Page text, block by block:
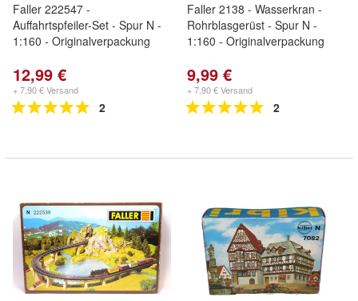
Faller 222547 -
Auffahrtspfeiler-Set - Spur N -
1:160 - Originalverpackung
12,99 €
+ 7,90 € Versand
2
Faller 2138 - Wasserkran -
Rohrblasgerüst - Spur N -
1:160 - Originalverpackung
9,99 €
+ 7,90 € Versand
2